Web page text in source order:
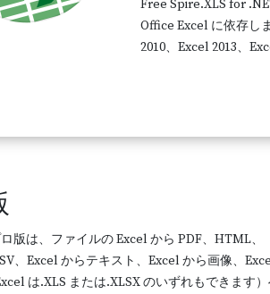
Free Spire.XLS for
Office Excel に依存し
2010、Excel 2013、
版は、ファイルの Excel から PDF、HTML、
、Excel からテキスト、Excel から画像、
は.XLS または.XLSX のいずれもできます